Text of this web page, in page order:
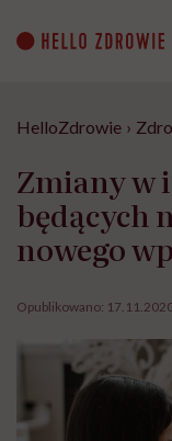
content
HelloZdrowie ›
Zmiany w
będących
nowego
Opublikowano: